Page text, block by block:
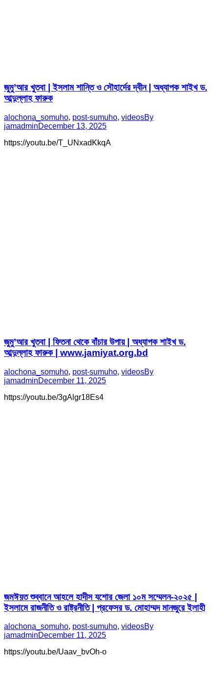
জুমু’আর খুতবা | ইসলাম শান্তি ও সৌহার্দের দ্বীন | অধ্যাপক শাইখ ড.
আব্দুল্লাহ ফারুক
alochona_somuho, post-sumuho, videosBy
jamadminDecember 13, 2025
https://youtu.be/T_UNxadKkqA
জুমু’আর খুতবা | ফিতনা থেকে বাঁচার উপায় | অধ্যাপক শাইখ ড.
আব্দুল্লাহ ফারুক | www.jamiyat.org.bd
alochona_somuho, post-sumuho, videosBy
jamadminDecember 11, 2025
https://youtu.be/3gAlgr18Es4
জমঈয়ত শুব্বানে আহলে হাদীস যশোর জেলা ১০ম সম্মেলন-২০২৫ |
ইসলামে রাজনীতি ও রাষ্ট্রনীতি | প্রফেসর ড. মোহাম্মদ মানজুরে ইলাহী
alochona_somuho, post-sumuho, videosBy
jamadminDecember 11, 2025
https://youtu.be/Uaav_bvOh-o